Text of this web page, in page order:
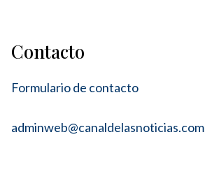
Contacto
Formulario de contacto
adminweb@canaldelasnoticias.com